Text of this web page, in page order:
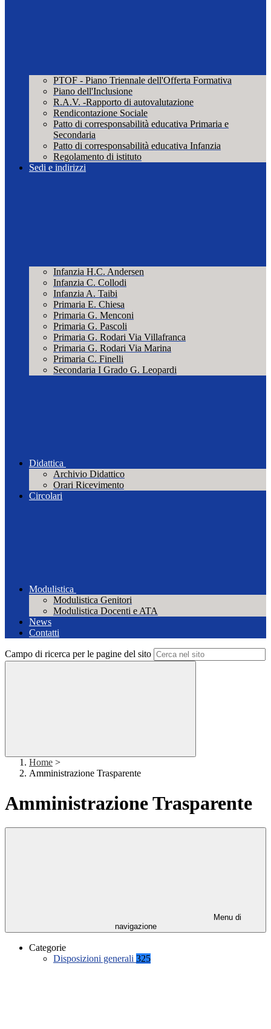
PTOF - Piano Triennale dell'Offerta Formativa
Piano dell'Inclusione
R.A.V. -Rapporto di autovalutazione
Rendicontazione Sociale
Patto di corresponsabilità educativa Primaria e
Secondaria
Patto di corresponsabilità educativa Infanzia
Regolamento di istituto
Sedi e indirizzi
Infanzia H.C. Andersen
Infanzia C. Collodi
Infanzia A. Taibi
Primaria E. Chiesa
Primaria G. Menconi
Primaria G. Pascoli
Primaria G. Rodari Via Villafranca
Primaria G. Rodari Via Marina
Primaria C. Finelli
Secondaria I Grado G. Leopardi
Didattica
Archivio Didattico
Orari Ricevimento
Circolari
Modulistica
Modulistica Genitori
Modulistica Docenti e ATA
News
Contatti
Campo di ricerca per le pagine del sito
Home >
Amministrazione Trasparente
Amministrazione Trasparente
Menu di
navigazione
Categorie
Disposizioni generali 325